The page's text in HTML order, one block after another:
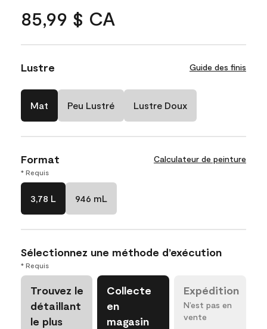
85,99 $ CA
Lustre Guide des finis
Mat Peu Lustré Lustre Doux
Format Calculateur de peinture
* Requis
3,78 L 946 mL
Sélectionnez une méthode d’exécution
* Requis
Trouvez le
détaillant
le plus
Collecte
en
magasin
Expédition
N’est pas en
vente